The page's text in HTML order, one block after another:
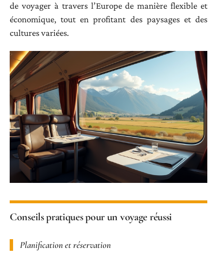
de voyager à travers l’Europe de manière flexible et
économique, tout en profitant des paysages et des
cultures variées.
Conseils pratiques pour un voyage réussi
Planification et réservation